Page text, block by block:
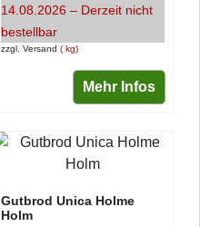
zzgl. Versand kg
14.08.2026 – Derzeit nicht
bestellbar
Mehr Infos
Gutbrod Unica Holme
Holm